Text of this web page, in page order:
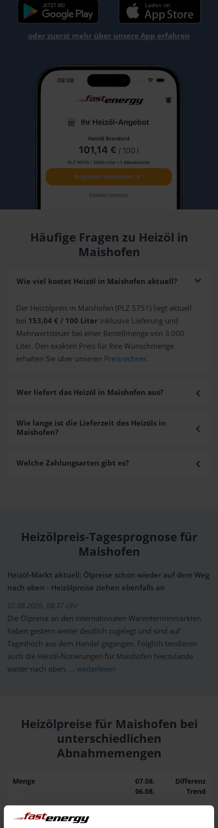
oder zuerst mehr über unsere App erfahren
Häufige Fragen zu Heizöl in
Maishofen
Wie viel kostet Heizöl in Maishofen aktuell?
Der Heizölpreis in Maishofen (PLZ 5751) liegt aktuell
bei 153,04 € / 100 Liter inklusive Lieferung und
Mehrwertsteuer bei einer Bestellmenge von 3.000
Liter. Den exakten Preis für Ihre Wunschmenge
erhalten Sie über unseren Preisrechner.
Wer liefert das Heizöl in Maishofen aus?
Wie lange ist die Lieferzeit des Heizöls in
Maishofen?
Welche Zahlungsarten gibt es?
Heizölpreis-Tagesprognose für
Maishofen
Heizöl-Markt aktuell: Ölpreise schon wieder auf dem Weg
nach oben - Heizölpreise ziehen ebenfalls an
07.08.2026, 08:37 Uhr
Die Ölpreise an den internationalen Warenterminmärkten
haben gestern weiter deutlich zugelegt und sind auf
Tageshoch aus dem Handel gegangen. Folglich tendieren
auch die Heizöl-Notierungen für Maishofen hierzulande
weiter nach oben. ... weiterlesen
Heizölpreise für Maishofen bei
unterschiedlichen
Abnahmemengen
Menge
07.08.
06.08.
Differenz
Trend
1.000 Liter